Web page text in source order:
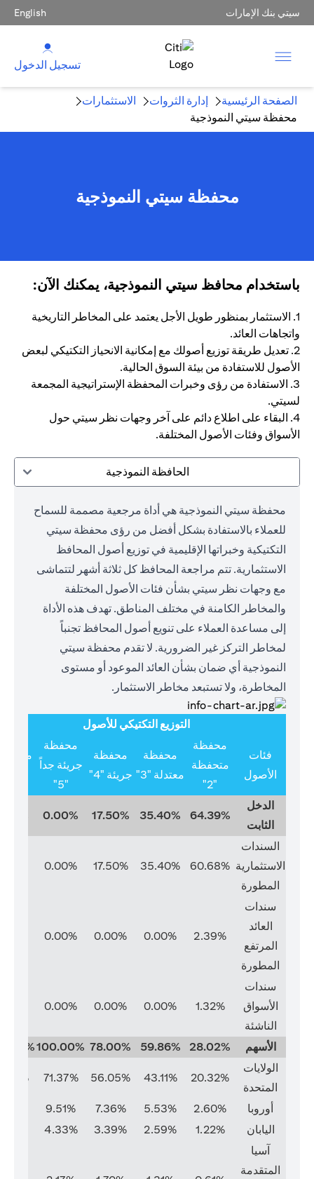
سيتي بنك الإمارات English
تسجيل الدخول
الصفحة الرئيسية إدارة الثروات
الاستثمارات
محفظة سيتي النموذجية
محفظة سيتي النموذجية
باستخدام محافظ سيتي النموذجية، يمكنك الآن:
1. الاستثمار بمنظور طويل الأجل يعتمد على المخاطر التاريخية
واتجاهات العائد.
2. تعديل طريقة توزيع أصولك مع إمكانية الانحياز التكتيكي لبعض
الأصول للاستفادة من بيئة السوق الحالية.
3. الاستفادة من رؤى وخبرات المحفظة الإستراتيجية المجمعة
لسيتي.
4. البقاء على اطلاع دائم على آخر وجهات نظر سيتي حول
الأسواق وفئات الأصول المختلفة.
الحافظة النموذجية
محفظة سيتي النموذجية هي أداة مرجعية مصممة للسماح
للعملاء بالاستفادة بشكل أفضل من رؤى محفظة سيتي
التكتيكية وخبراتها الإقليمية في توزيع أصول المحافظ
الاستثمارية. تتم مراجعة المحافظ كل ثلاثة أشهر لتتماشى
مع وجهات نظر سيتي بشأن فئات الأصول المختلفة
والمخاطر الكامنة في مختلف المناطق. تهدف هذه الأداة
إلى مساعدة العملاء على تنويع أصول المحافظ تجنباً
لمخاطر التركز غير الضرورية. لا تقدم محفظة سيتي
النموذجية أي ضمان بشأن العائد الموعود أو مستوى
المخاطرة، ولا تستبعد مخاطر الاستثمار.
التوزيع التكتيكي للأصول
فئات
الأصول
محفظة
متحفظة
"2"
محفظة
معتدلة "3"
محفظة
جريئة "4"
محفظة
جريئة جداً
"5"
الدخل
الثابت
64.39%
35.40%
17.50%
0.00%
السندات
الاستثمارية
المطورة
60.68%
35.40%
17.50%
0.00%
سندات
العائد
المرتفع
المطورة
2.39%
0.00%
0.00%
0.00%
سندات
الأسواق
الناشئة
1.32%
0.00%
0.00%
0.00%
الأسهم 28.02%
59.86%
78.00%
100.00%
الولايات
المتحدة
20.32%
43.11%
56.05%
71.37%
أوروبا 2.60%
5.53%
7.36%
9.51%
اليابان
1.22%
2.59%
3.39%
4.33%
آسيا
المتقدمة